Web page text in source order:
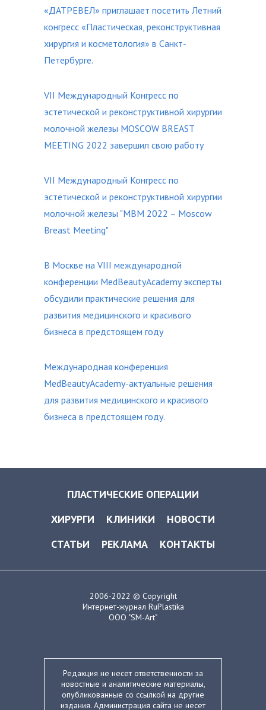
«ДАТРЕВЕЛ» приглашает посетить Летний
конгресс «Пластическая, реконструктивная
хирургия и косметология» в Санкт-
Петербурге.
VII Международный Конгресс по
эстетической и реконструктивной хирургии
молочной железы MOSCOW BREAST
MEETING 2022 завершил свою работу
VII Международный Конгресс по
эстетической и реконструктивной хирургии
молочной железы "MBM 2022 – Moscow
Breast Meeting"
В Москве на VIII международной
конференции MedBeautyAcademy эксперты
обсудили практические решения для
развития медицинского и красивого
бизнеса в предстоящем году
Международная конференция
MedBeautyAcademy-актуальные решения
для развития медицинского и красивого
бизнеса в предстоящем году.
ПЛАСТИЧЕСКИЕ ОПЕРАЦИИ
ХИРУРГИ
КЛИНИКИ
НОВОСТИ
СТАТЬИ
РЕКЛАМА КОНТАКТЫ
2006-2022 © Copyright
Интернет-журнал RuPlastika
ООО "SM-Art"
Редакция не несет ответственности за
новостные и аналитические материалы,
опубликованные со ссылкой на другие
издания. Администрация сайта не несет